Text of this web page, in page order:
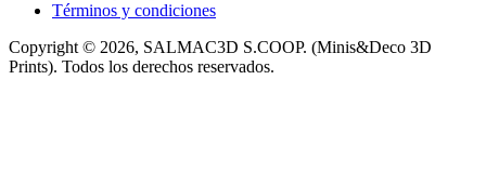
Términos y condiciones
Copyright © 2026, SALMAC3D S.COOP. (Minis&Deco 3D
Prints). Todos los derechos reservados.